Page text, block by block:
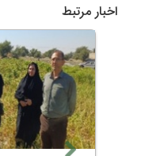
اخبار مرتبط